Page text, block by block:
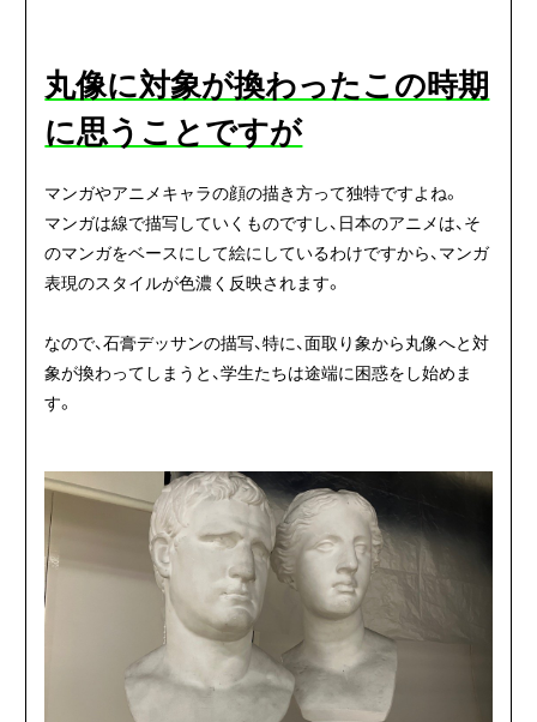
丸像に対象が換わったこの時期
に思うことですが
マンガやアニメキャラの顔の描き方って独特ですよね。
マンガは線で描写していくものですし、日本のアニメは、そ
のマンガをベースにして絵にしているわけですから、マンガ
表現のスタイルが色濃く反映されます。
なので、石膏デッサンの描写、特に、面取り象から丸像へと対
象が換わってしまうと、学生たちは途端に困惑をし始めま
す。